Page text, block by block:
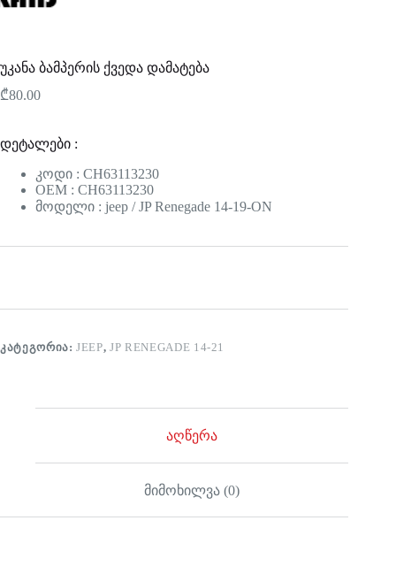
უკანა ბამპერის ქვედა დამატება
₾80.00
დეტალები :
კოდი : CH63113230
OEM : CH63113230
მოდელი : jeep / JP Renegade 14-19-ON
ᲙᲐᲢᲔᲒᲝᲠᲘᲐ:JEEP,JP RENEGADE 14-21
აღწერა
მიმოხილვა (0)